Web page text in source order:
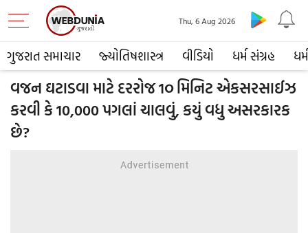
ગુજરાત સમાચાર જ્યોતિષશાસ્ત્ર વીડિયો ધર્મ સંગ્રહ ધર્મ
Thu, 6 Aug 2026
વજન ઘટાડવા માટે દરરોજ 1૦ મિનિટ એકસરસાઈઝ
કરવી કે 10,000 પગલાં ચાલવું, કયું વધુ અસરકારક
છે?